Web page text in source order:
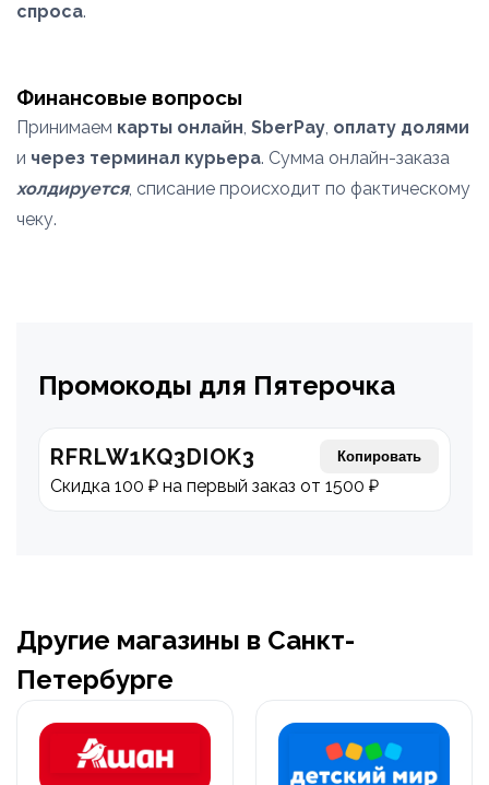
спроса.
Финансовые вопросы
Принимаем карты онлайн, SberPay, оплату долями
и через терминал курьера. Сумма онлайн-заказа
холдируется, списание происходит по фактическому
чеку.
Промокоды для Пятерочка
RFRLW1KQ3DIOK3 Копировать
Скидка 100 ₽ на первый заказ от 1500 ₽
Другие магазины в Санкт-
Петербурге